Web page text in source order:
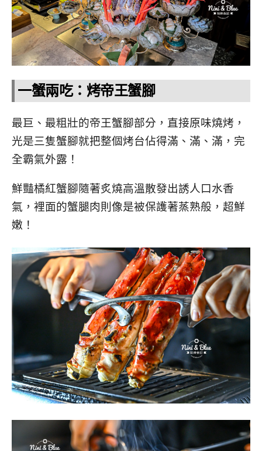
一蟹兩吃：烤帝王蟹腳
最巨、最粗壯的帝王蟹腳部分，直接原味燒烤，
光是三隻蟹腳就把整個烤台佔得滿、滿、滿，完
全霸氣外露！
鮮豔橘紅蟹腳隨著炙燒高溫散發出誘人口水香
氣，裡面的蟹腿肉則像是被保護著蒸熟般，超鮮
嫩！